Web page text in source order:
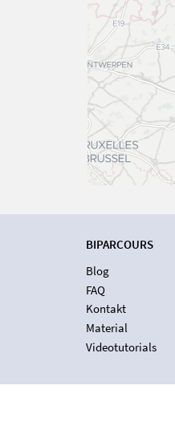
BIPARCOURS
Blog
FAQ
Kontakt
Material
Videotutorials